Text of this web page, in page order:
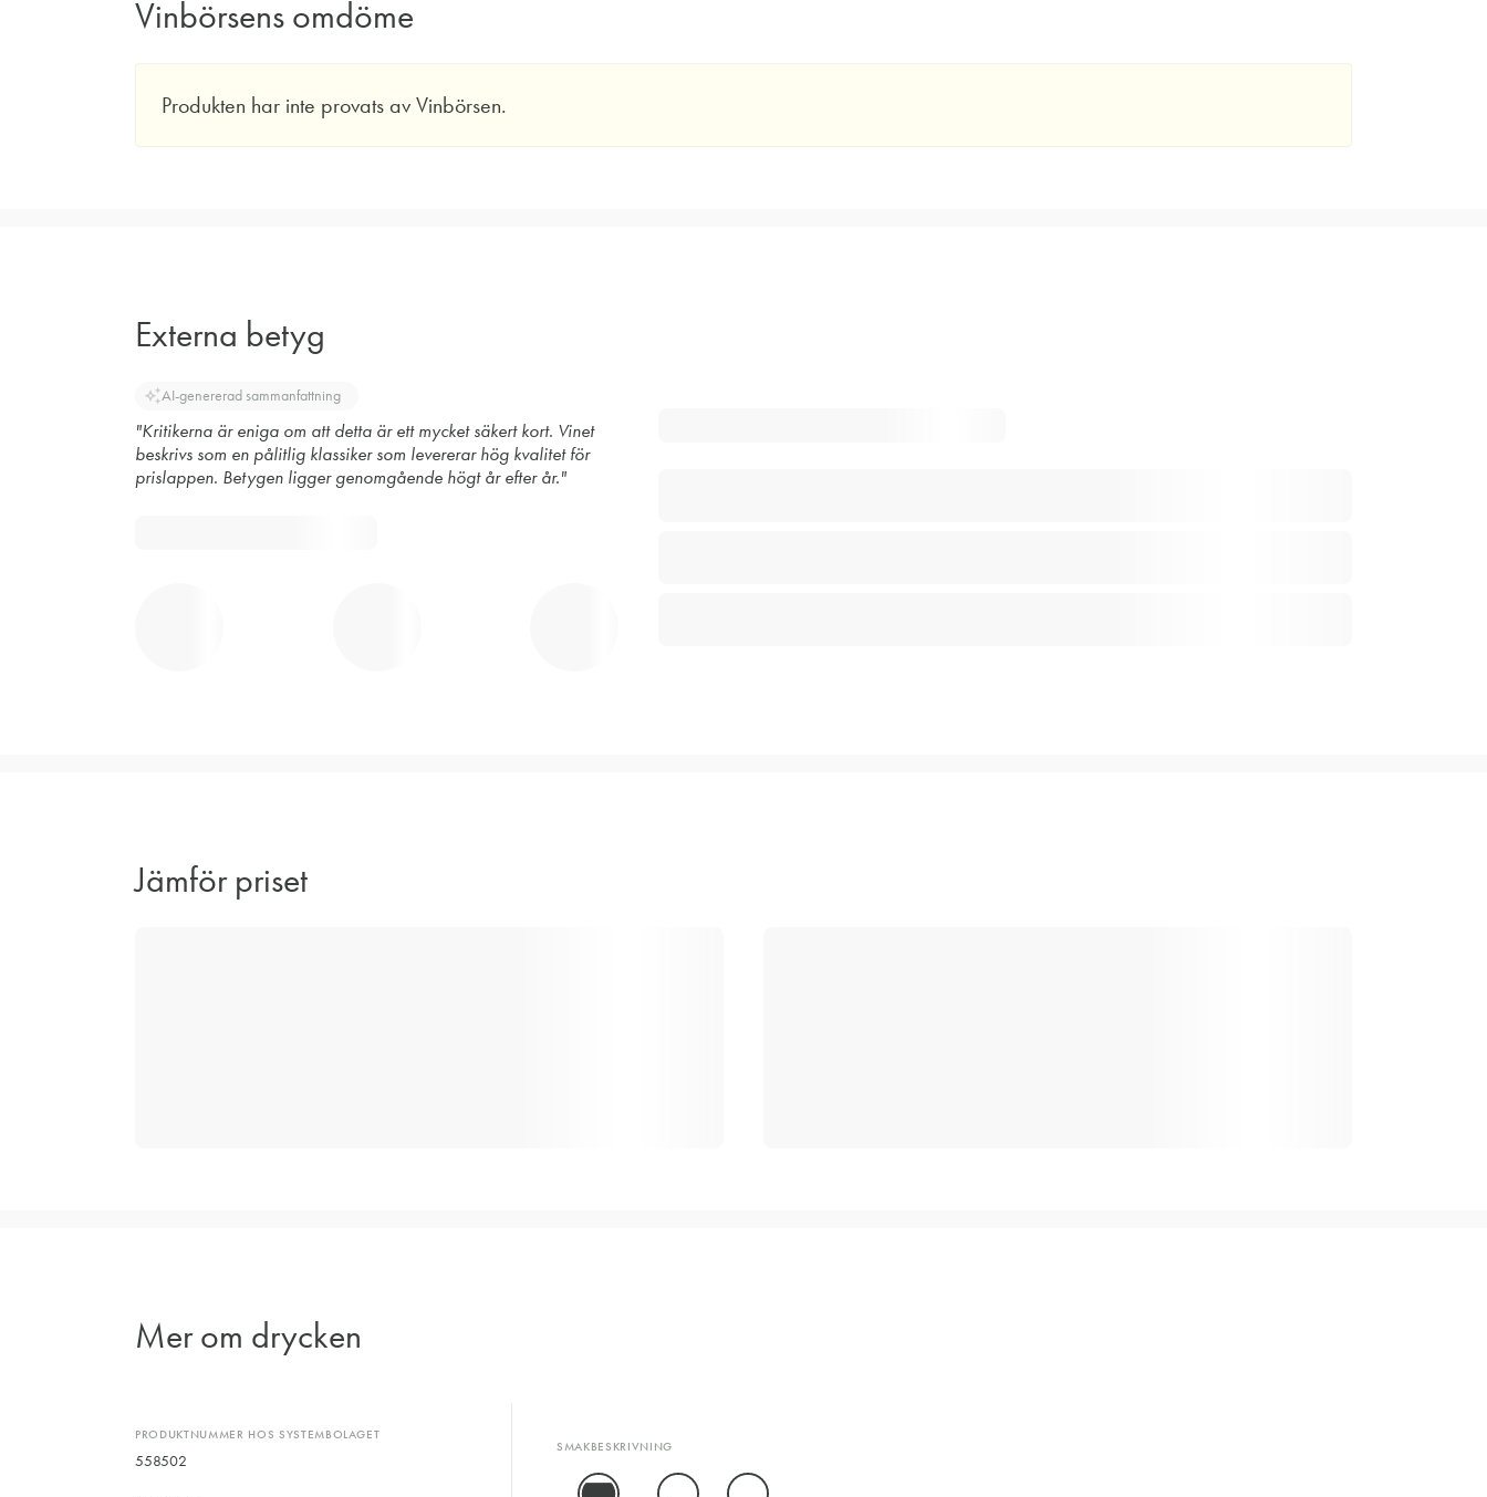
Vinbörsens omdöme
Produkten har inte provats av Vinbörsen.
Externa betyg
auto_awesomeAI-genererad sammanfattning
"Kritikerna är eniga om att detta är ett mycket säkert kort. Vinet
beskrivs som en pålitlig klassiker som levererar hög kvalitet för
prislappen. Betygen ligger genomgående högt år efter år."
Jämför priset
Mer om drycken
PRODUKTNUMMER HOS SYSTEMBOLAGET
558502
SMAKBESKRIVNING